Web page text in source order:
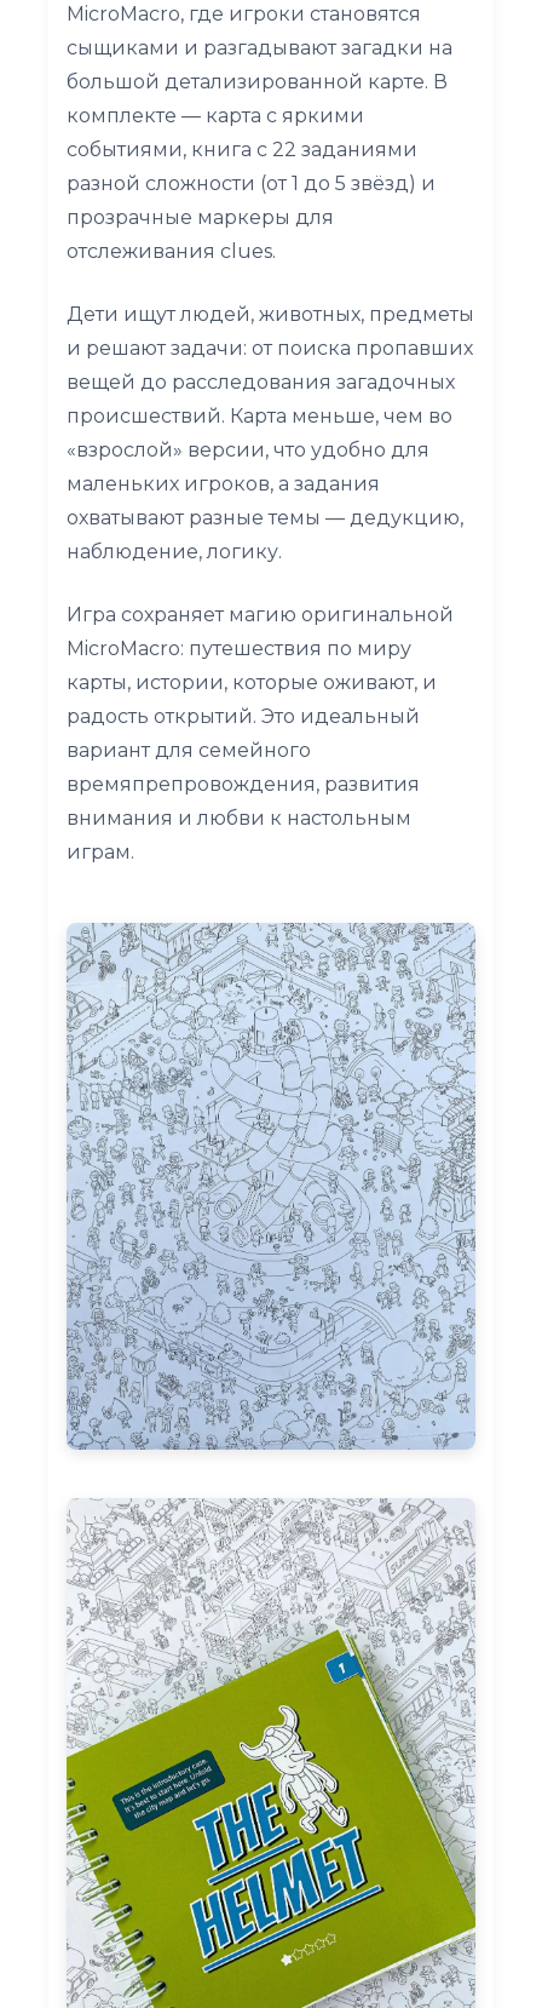
MicroMacro, где игроки становятся
сыщиками и разгадывают загадки на
большой детализированной карте. В
комплекте — карта с яркими
событиями, книга с 22 заданиями
разной сложности (от 1 до 5 звёзд) и
прозрачные маркеры для
отслеживания clues.
Дети ищут людей, животных, предметы
и решают задачи: от поиска пропавших
вещей до расследования загадочных
происшествий. Карта меньше, чем во
«взрослой» версии, что удобно для
маленьких игроков, а задания
охватывают разные темы — дедукцию,
наблюдение, логику.
Игра сохраняет магию оригинальной
MicroMacro: путешествия по миру
карты, истории, которые оживают, и
радость открытий. Это идеальный
вариант для семейного
времяпрепровождения, развития
внимания и любви к настольным
играм.